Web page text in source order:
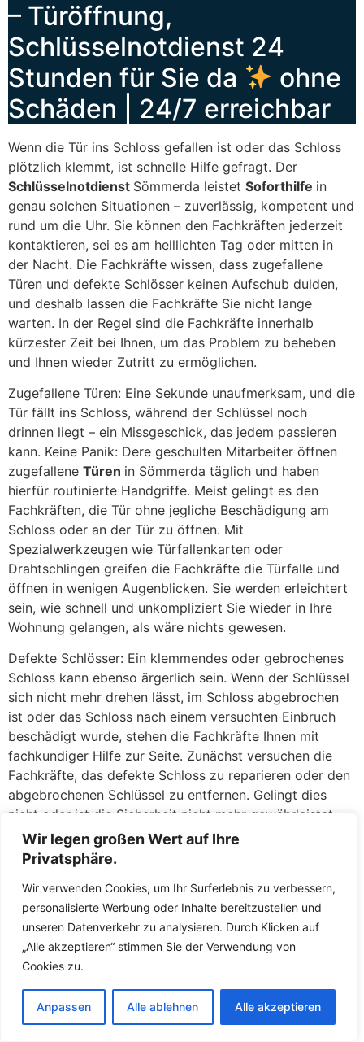
Wir legen großen Wert auf Ihre
Privatsphäre.
Wir verwenden Cookies, um Ihr Surferlebnis zu verbessern,
personalisierte Werbung oder Inhalte bereitzustellen und
unseren Datenverkehr zu analysieren. Durch Klicken auf
„Alle akzeptieren“ stimmen Sie der Verwendung von
Cookies zu.
Anpassen Alle ablehnen Alle akzeptieren
– Türöffnung,
Schlüsselnotdienst 24
Stunden für Sie da
ohne
Schäden | 24/7 erreichbar
Wenn die Tür ins Schloss gefallen ist oder das Schloss
plötzlich klemmt, ist schnelle Hilfe gefragt. Der
Schlüsselnotdienst Sömmerda leistet Soforthilfe in
genau solchen Situationen – zuverlässig, kompetent und
rund um die Uhr. Sie können den Fachkräften jederzeit
kontaktieren, sei es am helllichten Tag oder mitten in
der Nacht. Die Fachkräfte wissen, dass zugefallene
Türen und defekte Schlösser keinen Aufschub dulden,
und deshalb lassen die Fachkräfte Sie nicht lange
warten. In der Regel sind die Fachkräfte innerhalb
kürzester Zeit bei Ihnen, um das Problem zu beheben
und Ihnen wieder Zutritt zu ermöglichen.
Zugefallene Türen: Eine Sekunde unaufmerksam, und die
Tür fällt ins Schloss, während der Schlüssel noch
drinnen liegt – ein Missgeschick, das jedem passieren
kann. Keine Panik: Dere geschulten Mitarbeiter öffnen
zugefallene Türen in Sömmerda täglich und haben
hierfür routinierte Handgriffe. Meist gelingt es den
Fachkräften, die Tür ohne jegliche Beschädigung am
Schloss oder an der Tür zu öffnen. Mit
Spezialwerkzeugen wie Türfallenkarten oder
Drahtschlingen greifen die Fachkräfte die Türfalle und
öffnen in wenigen Augenblicken. Sie werden erleichtert
sein, wie schnell und unkompliziert Sie wieder in Ihre
Wohnung gelangen, als wäre nichts gewesen.
Defekte Schlösser: Ein klemmendes oder gebrochenes
Schloss kann ebenso ärgerlich sein. Wenn der Schlüssel
sich nicht mehr drehen lässt, im Schloss abgebrochen
ist oder das Schloss nach einem versuchten Einbruch
beschädigt wurde, stehen die Fachkräfte Ihnen mit
fachkundiger Hilfe zur Seite. Zunächst versuchen die
Fachkräfte, das defekte Schloss zu reparieren oder den
abgebrochenen Schlüssel zu entfernen. Gelingt dies
nicht oder ist die Sicherheit nicht mehr gewährleistet,
tauschen die Fachkräfte das Schloss direkt vor Ort
gegen ein neues aus. So müssen Sie keine Sorgen
dazustehen. Die Fachkräfte führen hochwertige
Ersatzschlösser mit und sorgen dafür, dass Ihr Zuhause
umgehend wieder sicher abschließt.
Der Schlüsselnotdienst in Sömmerda ist darauf
helfen. Die Fachkräfte arbeiten transparent und erklären
Ihnen, was gemacht werden muss und warum.